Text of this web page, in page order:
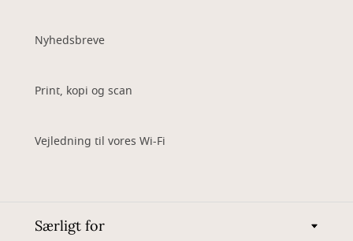
Nyhedsbreve
Print, kopi og scan
Vejledning til vores Wi-Fi
Særligt for